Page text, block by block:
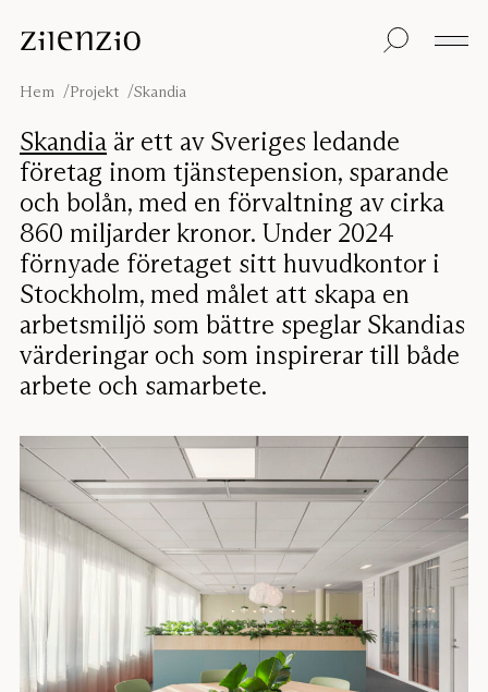
Insikter
Ljudberäknaren
Om oss
Ljudmiljöer
Inspiration
Projekt
Formgivare
Golvskärmar
Väggabsorbenter
Takabsorbenter
Sittmöbler
Pro
Studio
Focus®
Hållbarhet
Hem Projekt Skandia
Skandia är ett av Sveriges ledande
företag inom tjänstepension, sparande
och bolån, med en förvaltning av cirka
860 miljarder kronor. Under 2024
förnyade företaget sitt huvudkontor i
Stockholm, med målet att skapa en
arbetsmiljö som bättre speglar Skandias
värderingar och som inspirerar till både
arbete och samarbete.